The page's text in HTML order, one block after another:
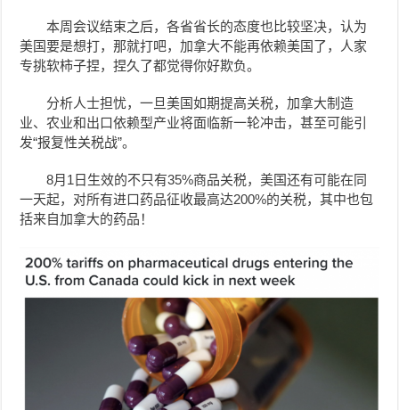
本周会议结束之后，各省省长的态度也比较坚决，认为
美国要是想打，那就打吧，加拿大不能再依赖美国了，人家
专挑软柿子捏，捏久了都觉得你好欺负。
分析人士担忧，一旦美国如期提高关税，加拿大制造
业、农业和出口依赖型产业将面临新一轮冲击，甚至可能引
发“报复性关税战”。
8月1日生效的不只有35%商品关税，美国还有可能在同
一天起，对所有进口药品征收最高达200%的关税，其中也包
括来自加拿大的药品！